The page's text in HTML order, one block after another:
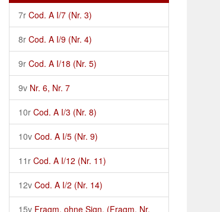
7r Cod. A I/7 (Nr. 3)
8r Cod. A I/9 (Nr. 4)
9r Cod. A I/18 (Nr. 5)
9v Nr. 6, Nr. 7
10r Cod. A I/3 (Nr. 8)
10v Cod. A I/5 (Nr. 9)
11r Cod. A I/12 (Nr. 11)
12v Cod. A I/2 (Nr. 14)
15v Fragm. ohne Sign. (Fragm. Nr.